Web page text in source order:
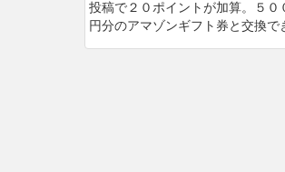
投稿で２０ポイントが加算。５０
円分のアマゾンギフト券と交換で